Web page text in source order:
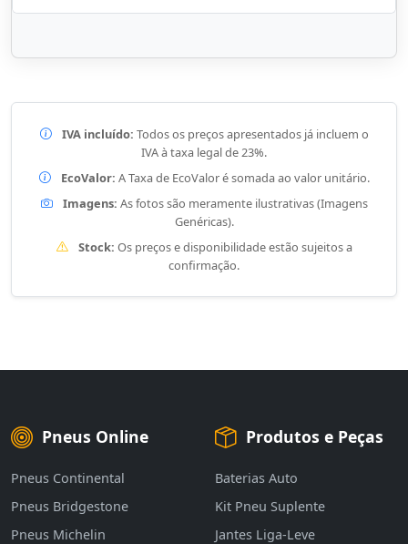
IVA incluído: Todos os preços apresentados já incluem o
IVA à taxa legal de 23%.
EcoValor: A Taxa de EcoValor é somada ao valor unitário.
Imagens: As fotos são meramente ilustrativas (Imagens
Genéricas).
Stock: Os preços e disponibilidade estão sujeitos a
confirmação.
Pneus Online
Pneus Continental
Pneus Bridgestone
Pneus Michelin
Produtos e Peças
Baterias Auto
Kit Pneu Suplente
Jantes Liga-Leve